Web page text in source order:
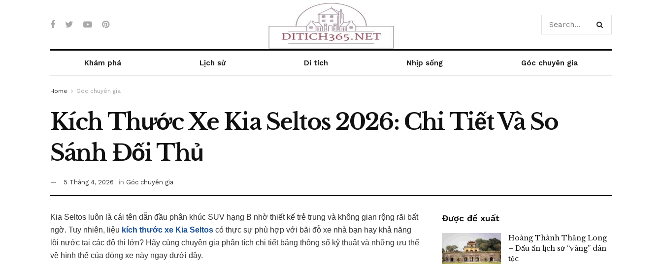
Khám phá Lịch sử Di tích Nhịp sống Góc chuyên gia
Home Góc chuyên gia
Kích Thước Xe Kia Seltos 2026: Chi Tiết Và So
Sánh Đối Thủ
5 Tháng 4, 2026 in Góc chuyên gia
Kia Seltos luôn là cái tên dẫn đầu phân khúc SUV hạng B nhờ thiết kế trẻ trung và không gian rộng rãi bất
ngờ. Tuy nhiên, liệu kích thước xe Kia Seltos có thực sự phù hợp với bãi đỗ xe nhà bạn hay khả năng
lội nước tại các đô thị lớn? Hãy cùng chuyên gia phân tích chi tiết bảng thông số kỹ thuật và những ưu thế
về hình thể của dòng xe này ngay dưới đây.
Được đề xuất
Hoàng Thành Thăng Long
– Dấu ấn lịch sử “vàng” dân
tộc